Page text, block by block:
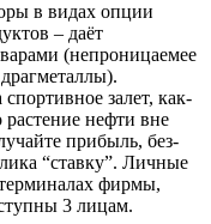
в видах опции
– даёт
(непроницаемее
залет, как-
растение нефти вне
прибыль, без-
“ставку”. Личные
фирмы,
3 лицам.